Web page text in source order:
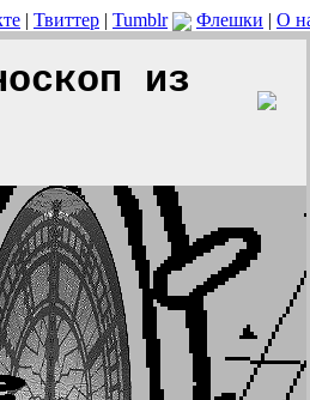
| Твиттер | Tumblr Флешки | О
из